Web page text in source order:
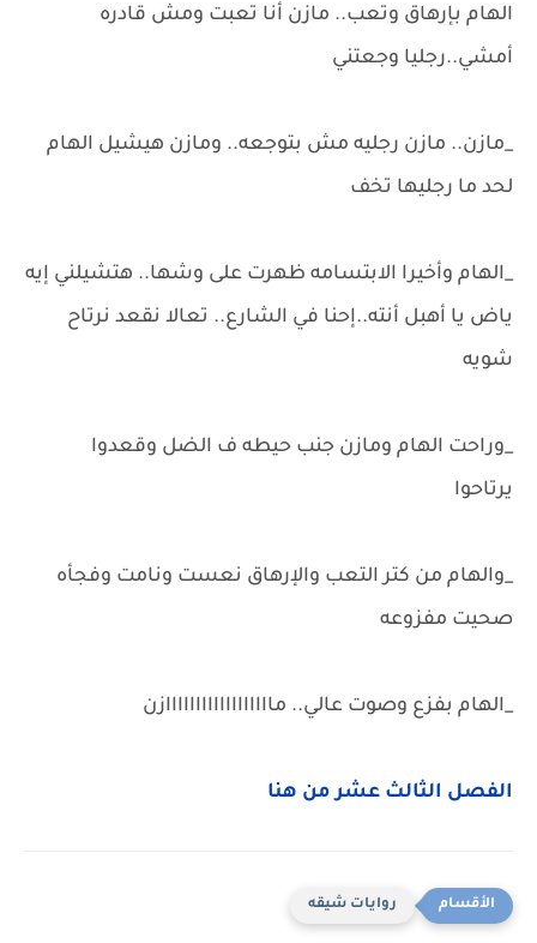
الهام بإرهاق وتعب.. مازن أنا تعبت ومش قادره
أمشي..رجليا وجعتني
_مازن.. مازن رجليه مش بتوجعه.. ومازن هيشيل الهام
لحد ما رجليها تخف
_الهام وأخيرا الابتسامه ظهرت على وشها.. هتشيلني إيه
ياض يا أهبل أنته..إحنا في الشارع.. تعالا نقعد نرتاح
شويه
_وراحت الهام ومازن جنب حيطه ف الضل وقعدوا
يرتاحوا
_والهام من كتر التعب والإرهاق نعست ونامت وفجأه
صحيت مفزوعه
_الهام بفزع وصوت عالي.. ماااااااااااااااااازن
الفصل الثالث عشر من هنا
روايات شيقه